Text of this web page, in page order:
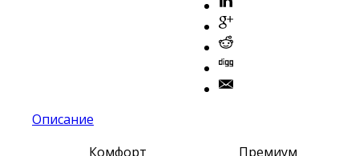
Описание
Комфорт Премиум